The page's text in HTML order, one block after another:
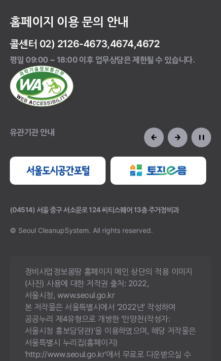
홈페이지 이용 문의 안내
콜센터 02) 2126-4673,4674,4672
평일 09:00 ~ 18:00 이후 업무상담은 제한될 수 있습니다.
유관기관 안내
(04514) 서울 중구 서소문로 124 씨티스퀘어 13층 주거정비과
© Seoul CleanupSystem. All rights reserved.
정비사업정보몽땅 홈페이지 메인 상단의 적용 이미지
(사진) 사용에 대한 저작권 출처: 2022,
서울시청, www.seoul.go.kr
본 저작물은 서울특별시에서 ‘2022년’ 작성하여
공공누리 제4유형으로 개방한 ‘안양천(작성자:
서울시청 홍보담당관)’을 이용하였으며, 해당 저작물은
서울특별시 누리집(홈페이지)
‘http://www.seoul.go.kr’에서 무료로 다운받으실 수